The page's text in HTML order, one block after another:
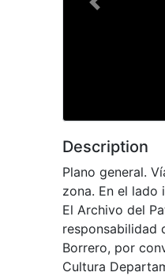
Previous
Description
Plano general.
zona. En el lado
El Archivo del
responsabilidad
Borrero, por
Cultura